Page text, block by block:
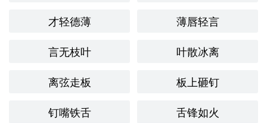
才轻德薄
薄唇轻言
言无枝叶
叶散冰离
离弦走板
板上砸钉
钉嘴铁舌
舌锋如火